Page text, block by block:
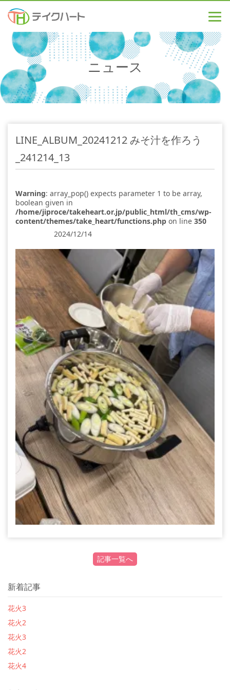
ニュース
LINE_ALBUM_20241212 みそ汁を作ろう
_241214_13
Warning: array_pop() expects parameter 1 to be array,
boolean given in
/home/jiproce/takeheart.or.jp/public_html/th_cms/wp-
content/themes/take_heart/functions.php on line 350
2024/12/14
記事一覧へ
新着記事
花火3
花火2
花火3
花火2
花火4